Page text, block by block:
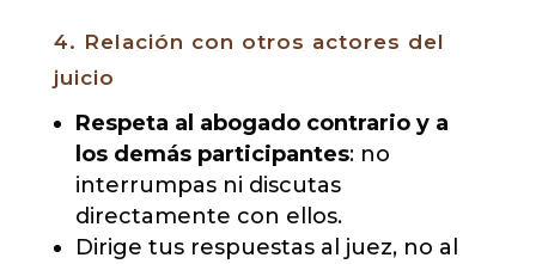
4. Relación con otros actores del
juicio
Respeta al abogado contrario y a
los demás participantes: no
interrumpas ni discutas
directamente con ellos.
Dirige tus respuestas al juez, no al